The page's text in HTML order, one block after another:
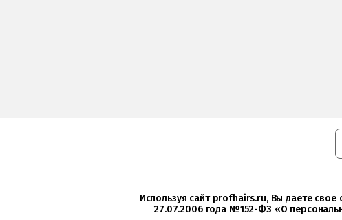
Используя сайт profhairs.ru, Вы даете
27.07.2006 года №152-ФЗ «О